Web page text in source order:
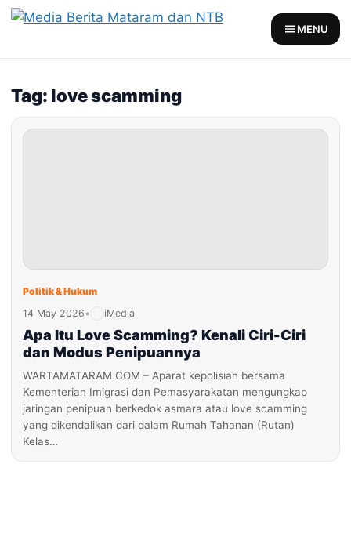
Skip
MENU
Tag: love scamming
Politik & Hukum
14 May 2026• iMedia
Apa Itu Love Scamming? Kenali Ciri-Ciri
dan Modus Penipuannya
WARTAMATARAM.COM – Aparat kepolisian bersama
Kementerian Imigrasi dan Pemasyarakatan mengungkap
jaringan penipuan berkedok asmara atau love scamming
yang dikendalikan dari dalam Rumah Tahanan (Rutan)
Kelas…